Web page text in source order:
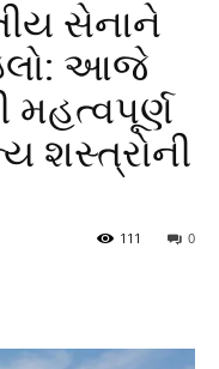
સેનાને
આજે
મહત્વપૂર્ણ
શસ્ત્રોની
0
111